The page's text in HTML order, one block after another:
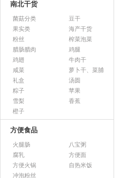
南北干货
菌菇分类
豆干
果实类
海产干货
粉丝
榨菜泡菜
腊肠腊肉
鸡腿
鸡翅
牛肉干
咸菜
萝卜干、菜脯
礼盒
汤圆
粽子
苹果
雪梨
香蕉
橙子
方便食品
火腿肠
八宝粥
腐乳
方便面
方便火锅
自热米饭
冲泡粉丝